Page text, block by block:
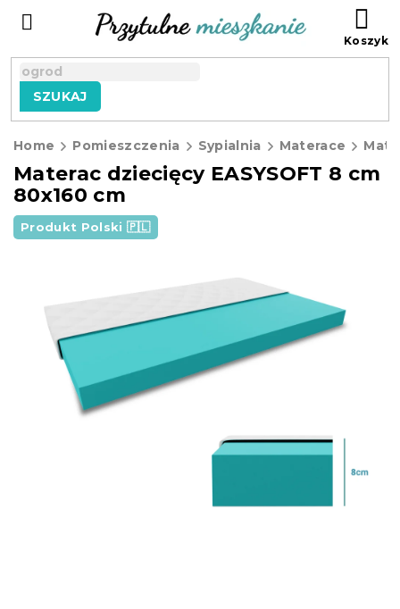
SZUKAJ
Home Pomieszczenia Sypialnia Materace
Materac dziecięcy EASYSOFT 8 cm
80x160 cm
Produkt Polski 🇵🇱